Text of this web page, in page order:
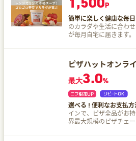
P
簡単に楽しく健康な毎
のカラダや生活に合わ
が毎月自宅に届きます。 野菜とフルーツなら、パ
の悩みや生活習慣から
を無料診断でチェック
フルーツからできたス
ら選んで提案します！ 本質的な健康 日本スーパー
フード協会認定の14種
用。 また、ビタミンC
でいます！ 添加物フリーで安心安全 甘味料、保存
料、着色料、香料を一切
たっぷりなのに美味し
ピザハットオンラ
最大3.0%
選べる ! 便利なお支払
インで、ピザ全品がお持
界最大規模のピザチェ